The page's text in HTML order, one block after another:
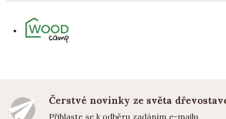
Čerstvé novinky ze světa
Přihlaste se k odběru zadáním e-mailu